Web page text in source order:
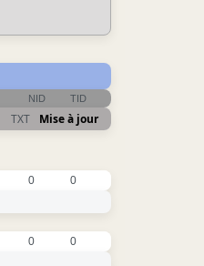
NID TID
TXT Mise à jour
0 0
0 0